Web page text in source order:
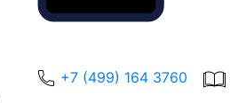
+7 (499) 164 3760